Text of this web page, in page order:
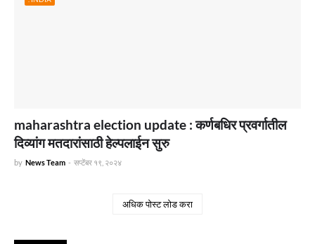
maharashtra election update : कर्णबधिर प्रवर्गातील
दिव्यांग मतदारांसाठी हेल्पलाईन सुरु
by News Team - सप्टेंबर १९, २०२४
अधिक पोस्ट लोड करा